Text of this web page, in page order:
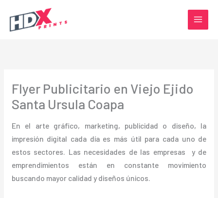
contenido
Flyer Publicitario en Viejo Ejido
Santa Ursula Coapa
En el arte gráfico, marketing, publicidad o diseño, la
impresión digital cada día es más útil para cada uno de
estos sectores. Las necesidades de las empresas y de
emprendimientos están en constante movimiento
buscando mayor calidad y diseños únicos.